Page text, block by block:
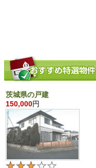
茨城県の戸建
150,000円